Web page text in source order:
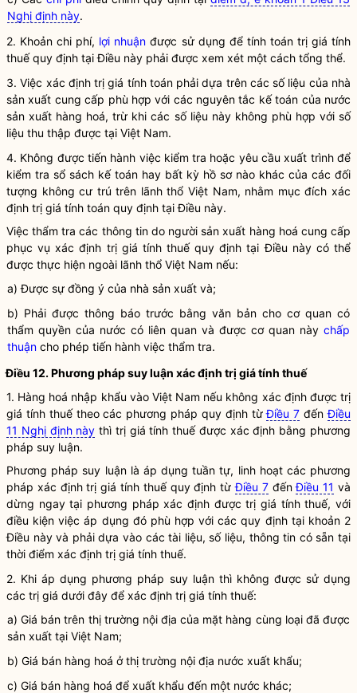
Nghị định này.
2. Khoản chi phí, lợi nhuận được sử dụng để tính toán trị giá tính
thuế quy định tại Điều này phải được xem xét một cách tổng thể.
3. Việc xác định trị giá tính toán phải dựa trên các số liệu của nhà
sản xuất cung cấp phù hợp với các nguyên tắc kế toán của nước
sản xuất hàng hoá, trừ khi các số liệu này không phù hợp với số
liệu thu thập được tại Việt Nam.
4. Không được tiến hành việc kiểm tra hoặc yêu cầu xuất trình để
kiểm tra sổ sách kế toán hay bất kỳ hồ sơ nào khác của các đối
tượng không cư trú trên lãnh thổ Việt Nam, nhằm mục đích xác
định trị giá tính toán quy định tại Điều này.
Việc thẩm tra các thông tin do người sản xuất hàng hoá cung cấp
phục vụ xác định trị giá tính thuế quy định tại Điều này có thể
được thực hiện ngoài lãnh thổ Việt Nam nếu:
a) Được sự đồng ý của nhà sản xuất và;
b) Phải được thông báo trước bằng văn bản cho cơ quan có
thẩm quyền của nước có liên quan và được cơ quan này chấp
thuận cho phép tiến hành việc thẩm tra.
Điều 12. Phương pháp suy luận xác định trị giá tính thuế
1. Hàng hoá nhập khẩu vào Việt Nam nếu không xác định được trị
giá tính thuế theo các phương pháp quy định từĐiều 7 đếnĐiều
11 Nghị định này thì trị giá tính thuế được xác định bằng phương
pháp suy luận.
Phương pháp suy luận là áp dụng tuần tự, linh hoạt các phương
pháp xác định trị giá tính thuế quy định từĐiều 7đếnĐiều 11 và
dừng ngay tại phương pháp xác định được trị giá tính thuế, với
điều kiện việc áp dụng đó phù hợp với các quy định tại khoản 2
Điều này và phải dựa vào các tài liệu, số liệu, thông tin có sẵn tại
thời điểm xác định trị giá tính thuế.
2. Khi áp dụng phương pháp suy luận thì không được sử dụng
các trị giá dưới đây để xác định trị giá tính thuế:
a) Giá bán trên thị trường nội địa của mặt hàng cùng loại đã được
sản xuất tại Việt Nam;
b) Giá bán hàng hoá ở thị trường nội địa nước xuất khẩu;
c) Giá bán hàng hoá để xuất khẩu đến một nước khác;